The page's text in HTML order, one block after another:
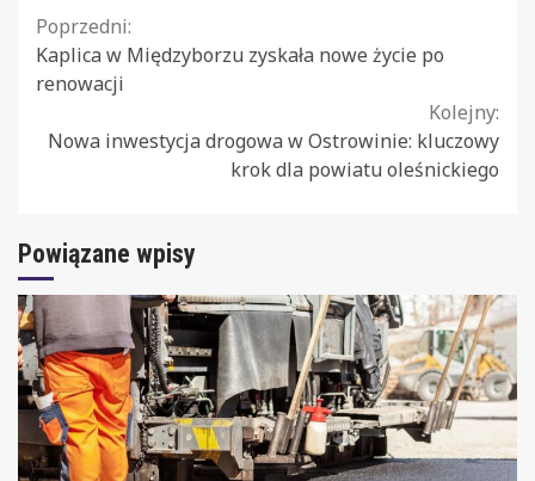
Continue
Reading
Poprzedni:
Kaplica w Międzyborzu zyskała nowe życie po
renowacji
Kolejny:
Nowa inwestycja drogowa w Ostrowinie: kluczowy
krok dla powiatu oleśnickiego
Powiązane wpisy